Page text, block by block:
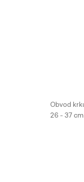
26 - 37 cm